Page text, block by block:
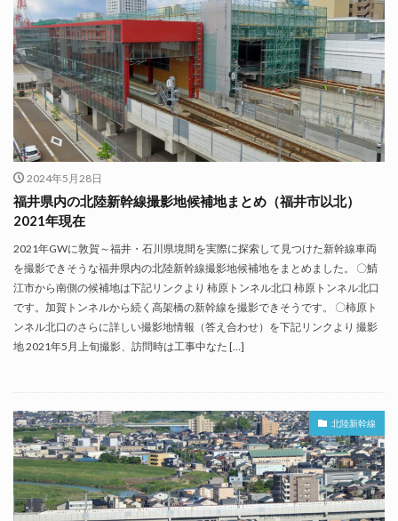
2024年5月28日
福井県内の北陸新幹線撮影地候補地まとめ（福井市以北）
2021年現在
2021年GWに敦賀～福井・石川県境間を実際に探索して見つけた新幹線車両
を撮影できそうな福井県内の北陸新幹線撮影地候補地をまとめました。 〇鯖
江市から南側の候補地は下記リンクより 柿原トンネル北口 柿原トンネル北口
です。加賀トンネルから続く高架橋の新幹線を撮影できそうです。 〇柿原ト
ンネル北口のさらに詳しい撮影地情報（答え合わせ）を下記リンクより 撮影
地 2021年5月上旬撮影、訪問時は工事中なた […]
北陸新幹線